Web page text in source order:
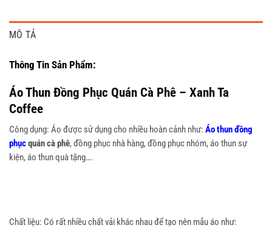
MÔ TẢ
Thông Tin Sản Phẩm:
Áo Thun Đồng Phục Quán Cà Phê – Xanh Ta
Coffee
Công dụng: Áo được sử dụng cho nhiều hoàn cảnh như: Áo thun đồng
phụcquán cà phê, đồng phục nhà hàng, đồng phục nhóm, áo thun sự
kiện, áo thun quà tặng….
Chất liệu: Có rất nhiều chất vải khác nhau để tạo nên mẫu áo như: